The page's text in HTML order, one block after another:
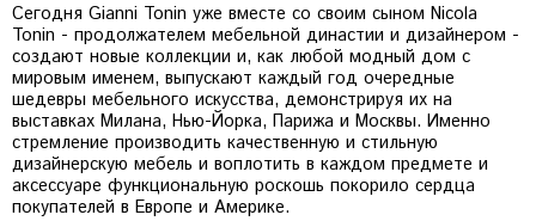
Сегодня Gianni Tonin уже вместе со своим сыном Nicola
Tonin - продолжателем мебельной династии и дизайнером -
создают новые коллекции и, как любой модный дом с
мировым именем, выпускают каждый год очередные
шедевры мебельного искусства, демонстрируя их на
выставках Милана, Нью-Йорка, Парижа и Москвы. Именно
стремление производить качественную и стильную
дизайнерскую мебель и воплотить в каждом предмете и
аксессуаре функциональную роскошь покорило сердца
покупателей в Европе и Америке.